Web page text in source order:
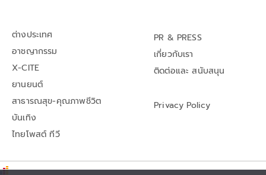
ต่างประเทศ
อาชญากรรม
X-CITE
ยานยนต์
สาธารณสุข-คุณภาพชีวิต
บันเทิง
ไทยโพสต์ ทีวี
PR & PRESS
เกี่ยวกับเรา
ติดต่อและ สนับสนุน
Privacy Policy